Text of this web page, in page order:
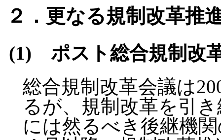
２．更なる規制改革推
(1) ポスト総合規制改
総合規制改革会議は
るが、規制改革を引
には然るべき後継機